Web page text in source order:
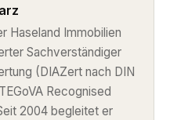
Haseland Immobilien
Sachverständiger
(DIAZert nach DIN
Recognised
2004 begleitet er